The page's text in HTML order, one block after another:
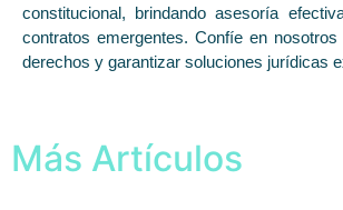
constitucional, brindando asesoría
contratos emergentes. Confíe en
derechos y garantizar soluciones jurídicas
Más Artículos